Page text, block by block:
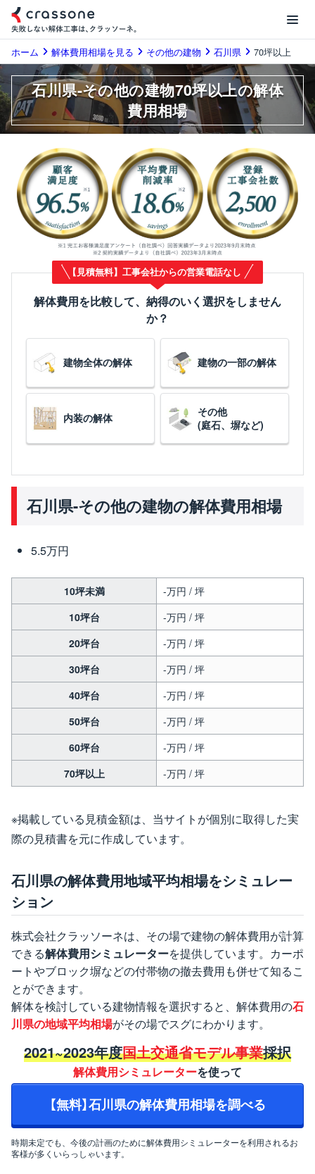
ホーム 解体費用相場を見る その他の建物 石川県 70坪以上
石川県-その他の建物70坪以上の解体
費用相場
【見積無料】工事会社からの営業電話なし
解体費用を比較して、納得のいく選択をしません
か？
建物全体の解体 建物の一部の解体
内装の解体
その他
(庭石、塀など)
石川県-その他の建物の解体費用相場
5.5万円
10坪未満
-万円 / 坪
10坪台
-万円 / 坪
20坪台
-万円 / 坪
30坪台
-万円 / 坪
40坪台
-万円 / 坪
50坪台
-万円 / 坪
60坪台
-万円 / 坪
70坪以上
-万円 / 坪
※掲載している見積金額は、当サイトが個別に取得した実
際の見積書を元に作成しています。
石川県の解体費用地域平均相場をシミュレー
ション
株式会社クラッソーネは、その場で建物の解体費用が計算
できる解体費用シミュレーターを提供しています。カーポ
ートやブロック塀などの付帯物の撤去費用も併せて知るこ
とができます。
解体を検討している建物情報を選択すると、解体費用の石
川県の地域平均相場がその場でスグにわかります。
2021~2023年度国土交通省モデル事業採択
解体費用シミュレーターを使って
【無料】石川県の解体費用相場を調べる
時期未定でも、今後の計画のために解体費用シミュレーターを利用されるお
客様が多くいらっしゃいます。